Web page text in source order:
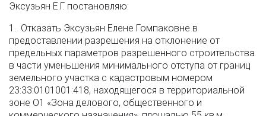
Эксузьян Е.Г. постановляю:
1. Отказать Эксузьян Елене Гомпаковне в
предоставлении разрешения на отклонение от
предельных параметров разрешенного строительства
в части уменьшения минимального отступа от границ
земельного участка с кадастровым номером
23:33:0101001:418, находящегося в территориальной
зоне О1 «Зона делового, общественного и